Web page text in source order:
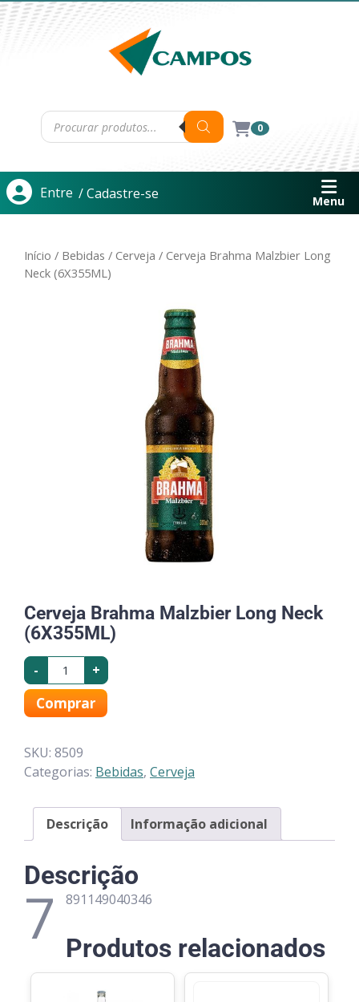
0
Entre / Cadastre-se Menu
Início / Bebidas / Cerveja / Cerveja Brahma Malzbier Long
Neck (6X355ML)
Cerveja Brahma Malzbier Long Neck
(6X355ML)
- +
Comprar
SKU: 8509
Categorias: Bebidas, Cerveja
Descrição Informação adicional
Descrição
7 891149040346
Produtos relacionados